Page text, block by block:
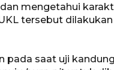
mengetahui
tersebut
saat uji